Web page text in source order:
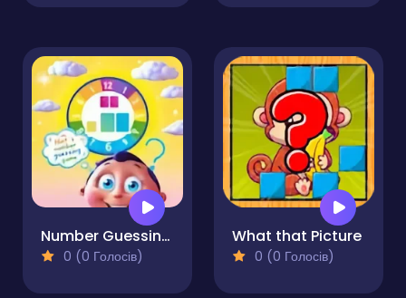
Number Guessing Game. Can You Guess the Right Number?
0 (0 Голосів)
What that Picture
0 (0 Голосів)